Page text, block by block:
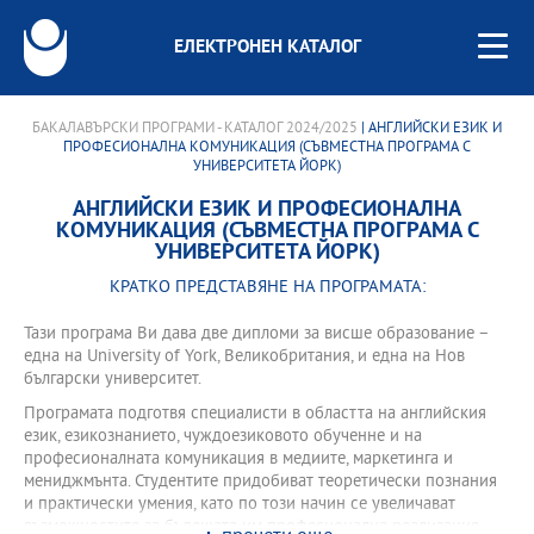
ЕЛЕКТРОНЕН КАТАЛОГ
БАКАЛАВЪРСКИ ПРОГРАМИ - КАТАЛОГ 2024/2025 | АНГЛИЙСКИ ЕЗИК И
ПРОФЕСИОНАЛНА КОМУНИКАЦИЯ (СЪВМЕСТНА ПРОГРАМА С
УНИВЕРСИТЕТА ЙОРК)
АНГЛИЙСКИ ЕЗИК И ПРОФЕСИОНАЛНА
КОМУНИКАЦИЯ (СЪВМЕСТНА ПРОГРАМА С
УНИВЕРСИТЕТА ЙОРК)
КРАТКО ПРЕДСТАВЯНЕ НА ПРОГРАМАТА:
Тази програма Ви дава две дипломи за висше образование –
една на University of York, Великобритания, и една на Нов
български университет.
Програмата подготвя специалисти в областта на английския
език, езикознанието, чуждоезиковото обученне и на
професионалната комуникация в медиите, маркетинга и
мениджмънта. Студентите придобиват теоретически познания
и практически умения, като по този начин се увеличават
възможностите за бъдещата им професионална реализация.